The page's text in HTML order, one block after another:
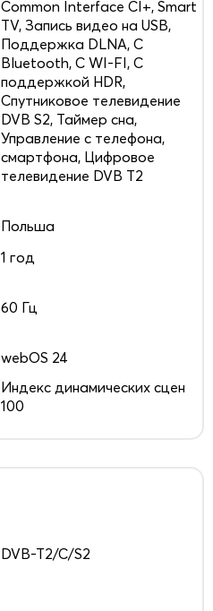
Common Interface CI+, Smart
TV, Запись видео на USB,
Поддержка DLNA, С
Bluetooth, С WI-FI, С
поддержкой HDR,
Спутниковое телевидение
DVB S2, Таймер сна,
Управление с телефона,
смартфона, Цифровое
телевидение DVB T2
Польша
1 год
60 Гц
webOS 24
Индекс динамических сцен
100
DVB-T2/C/S2